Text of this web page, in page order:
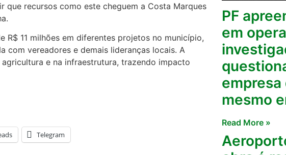
recursos como este cheguem a Costa Marques
R$ 11 milhões em diferentes projetos no município,
com vereadores e demais lideranças locais. A
e na infraestrutura, trazendo impacto
Telegram
PF
em
empresa
mesmo
Read More »